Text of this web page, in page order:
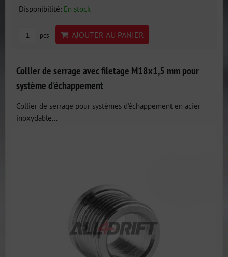
Disponibilité: En stock
pcs AJOUTER AU PANIER
Collier de serrage avec filetage M18x1,5 mm pour
système d'échappement
Collier de serrage pour systèmes d'échappement en acier
inoxydable...